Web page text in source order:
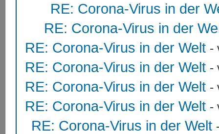
RE: Corona-Virus in der
RE: Corona-Virus in der
RE: Corona-Virus in der Welt -
RE: Corona-Virus in der Welt -
RE: Corona-Virus in der Welt -
RE: Corona-Virus in der Welt -
RE: Corona-Virus in der Welt